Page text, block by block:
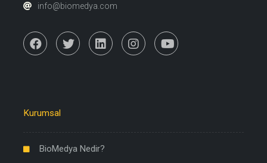
info@biomedya.com
Kurumsal
BioMedya Nedir?